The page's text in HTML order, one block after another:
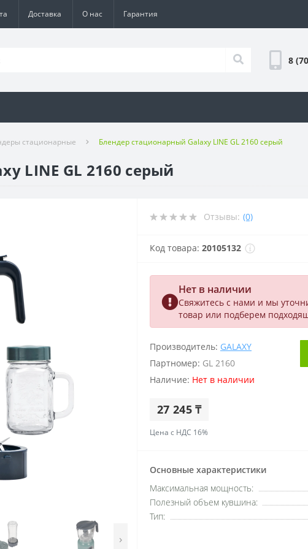
Доставка О нас Гарантия
8
стационарные Блендер стационарный Galaxy LINE GL 2160 серый
LINE GL 2160 серый
›
Отзывы: (0)
Код товара: 20105132
Нет в наличии
Свяжитесь с нами и мы
товар или подберем
Производитель: GALAXY
Партномер: GL 2160
Наличие: Нет в наличии
27 245 ₸
Цена с НДС 16%
Основные характеристики
Максимальная мощность:
Полезный объем кувшина:
Тип: